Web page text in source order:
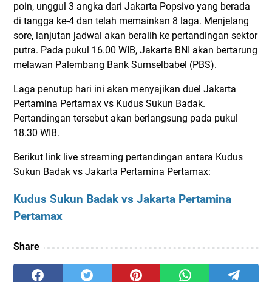
poin, unggul 3 angka dari Jakarta Popsivo yang berada
di tangga ke-4 dan telah memainkan 8 laga. Menjelang
sore, lanjutan jadwal akan beralih ke pertandingan sektor
putra. Pada pukul 16.00 WIB, Jakarta BNI akan bertarung
melawan Palembang Bank Sumselbabel (PBS).
Laga penutup hari ini akan menyajikan duel Jakarta
Pertamina Pertamax vs Kudus Sukun Badak.
Pertandingan tersebut akan berlangsung pada pukul
18.30 WIB.
Berikut link live streaming pertandingan antara Kudus
Sukun Badak vs Jakarta Pertamina Pertamax:
Kudus Sukun Badak vs Jakarta Pertamina
Pertamax
Share